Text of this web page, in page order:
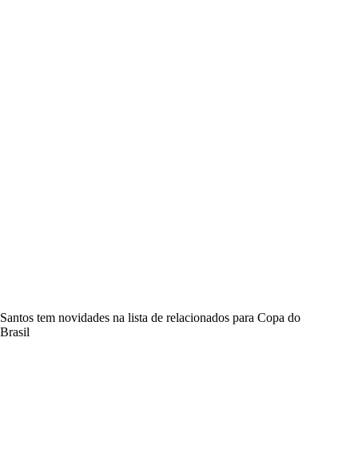
Santos tem novidades na lista de relacionados para Copa do
Brasil